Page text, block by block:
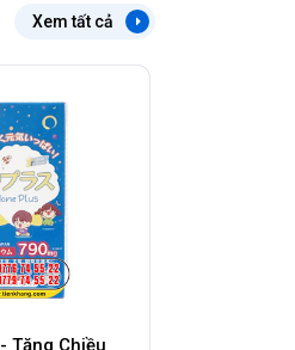
Xem tất cả
Tăng Chiều